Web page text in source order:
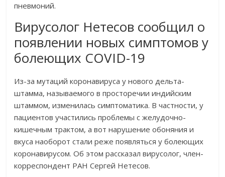
пневмоний.
Вирусолог Нетесов сообщил о
появлении новых симптомов у
болеющих COVID-19
Из-за мутаций коронавируса у нового дельта-
штамма, называемого в просторечии индийским
штаммом, изменилась симптоматика. В частности, у
пациентов участились проблемы с желудочно-
кишечным трактом, а вот нарушение обоняния и
вкуса наоборот стали реже появляться у болеющих
коронавирусом. Об этом рассказал вирусолог, член-
корреспондент РАН Сергей Нетесов.